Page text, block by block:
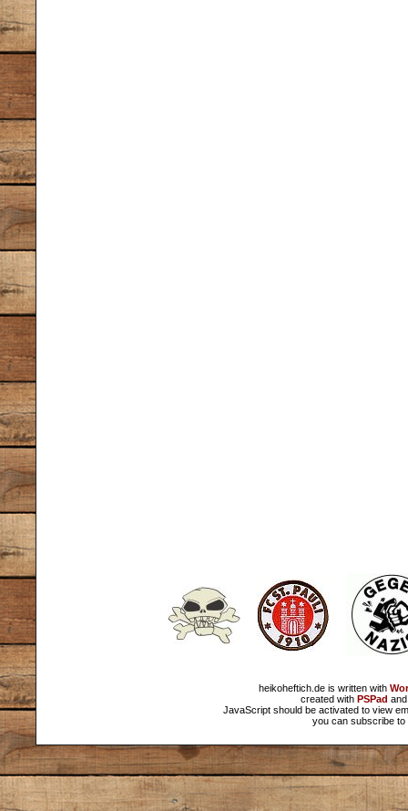
heikoheftich.de is written with
created with PSPad
JavaScript should be activated to view
you can subscribe